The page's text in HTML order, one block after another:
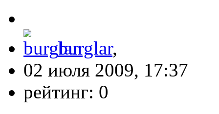
burglar,
02 июля 2009, 17:37
рейтинг: 0